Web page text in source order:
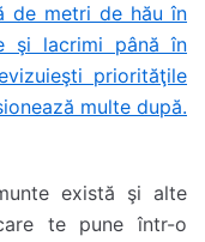
de metri de hău în
şi lacrimi până în
priorităţile
multe după.
există şi alte
te pune într-o